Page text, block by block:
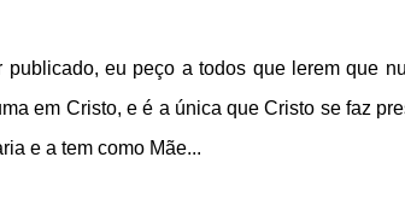
publicado, eu peço a todos que lerem que
em Cristo, e é a única que Cristo se faz
e a tem como Mãe...